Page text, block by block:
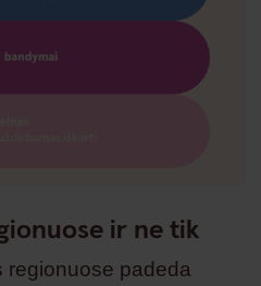
ir ne tik
regionuose padeda